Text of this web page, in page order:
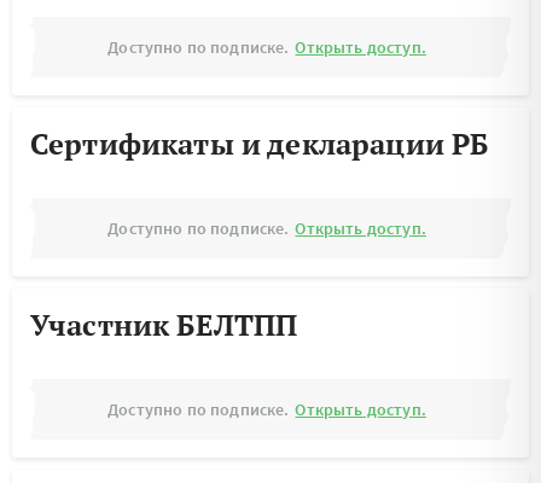
Доступно по подписке. Открыть доступ.
Сертификаты и декларации РБ
Доступно по подписке. Открыть доступ.
Участник БЕЛТПП
Доступно по подписке. Открыть доступ.